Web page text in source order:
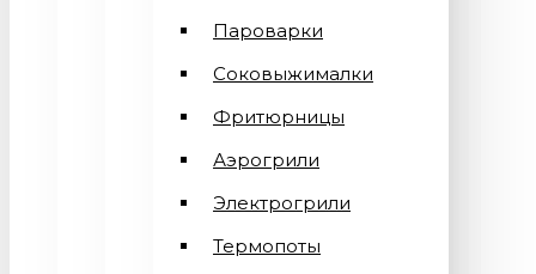
Пароварки
Соковыжималки
Фритюрницы
Аэрогрили
Электрогрили
Термопоты